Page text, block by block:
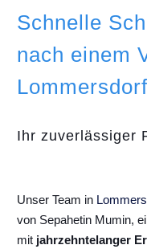
Schnelle
nach einem
Ihr zuverlässiger
Unser Team in
von Sepahetin Mumin,
mit jahrzehntelanger